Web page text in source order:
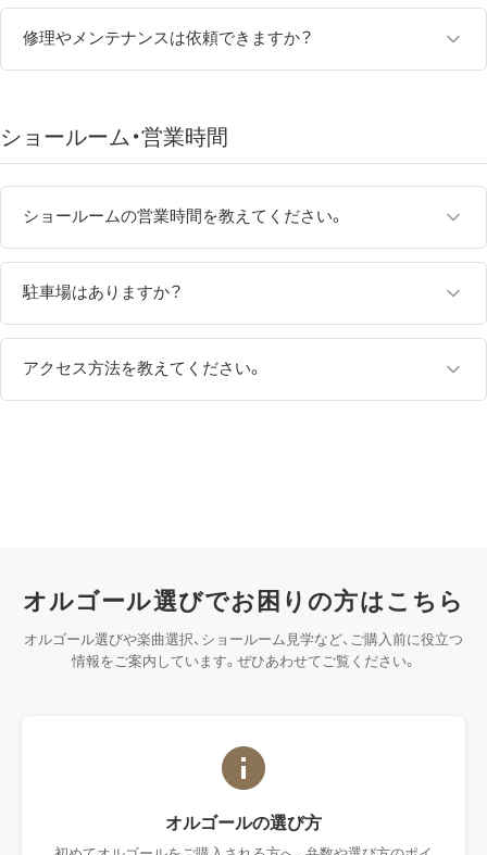
お手入れの際は、柔らかい布でやさしく乾拭きしてください。
オルフェウスシリーズには、ご購入日より1年間の保証が付いて
います。
確認ください。
修理やメンテナンスは依頼できますか？
ますので、まずはお問い合わせください。
修理に関するお問い合わせはこちらから
ショールーム・営業時間
ショールームの営業時間を教えてください。
ニデックオルゴールショールームの営業時間は平日10:00～16:00
です。
営業日や臨時休業日は、営業カレンダーをご確認ください。
駐車場はありますか？
専用駐車場はございません。お車でお越しの際は、近隣のコイン
パーキングをご利用ください。
アクセス方法を教えてください。
オルゴール選びで​お困りの​方は​こちら
オルゴール選びや楽曲選択、ショールーム見学など、ご購入前に役立つ
情報をご案内しています。ぜひあわせてご覧ください。
オルゴールの​選び方